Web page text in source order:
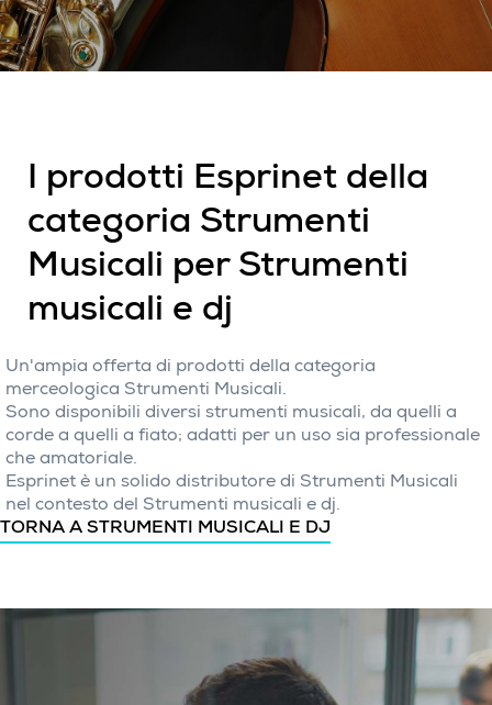
I prodotti Esprinet della
categoria Strumenti
Musicali per Strumenti
musicali e dj
Un'ampia offerta di prodotti della categoria
merceologica Strumenti Musicali.
Sono disponibili diversi strumenti musicali, da quelli a
corde a quelli a fiato; adatti per un uso sia professionale
che amatoriale.
Esprinet è un solido distributore di Strumenti Musicali
nel contesto del Strumenti musicali e dj.
TORNA A STRUMENTI MUSICALI E DJ